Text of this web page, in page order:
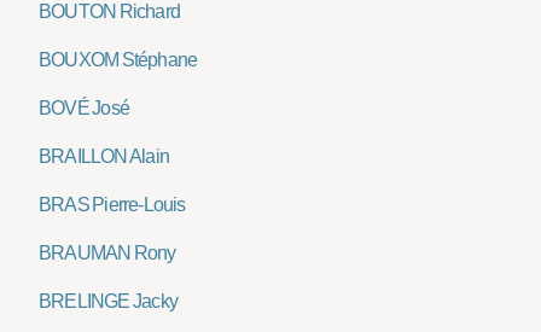
BOUTON Richard
BOUXOM Stéphane
BOVÉ José
BRAILLON Alain
BRAS Pierre-Louis
BRAUMAN Rony
BRELINGE Jacky